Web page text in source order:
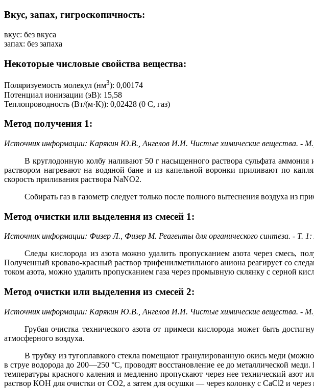
Вкус, запах, гигроскопичность:
вкус: без вкуса
запах: без запаха
Некоторые числовые свойства вещества:
Поляризуемость молекул (нм3): 0,00174
Потенциал ионизации (эВ): 15,58
Теплопроводность (Вт/(м·К)): 0,02428 (0 С, газ)
Метод получения 1:
Источник информации: Карякин Ю.В., Ангелов И.И. Чистые химические вещества. -
В круглодонную колбу наливают 50 г насыщенного раствора сульфата аммония
раствором нагревают на водяной бане и из капельной воронки приливают по
скорость приливания раствора NaNO2.
Собирать газ в газометр следует только после полного вытеснения воздуха из
Метод очистки или выделения из смесей 1:
Источник информации: Физер Л., Физер М. Реагенты для органического синтеза. - Т.
Следы кислорода из азота можно удалить пропусканием азота через смесь,
Полученный кроваво-красный раствор трифенилметильного аниона реагирует со
током азота, можно удалить пропусканием газа через промывную склянку с серной
Метод очистки или выделения из смесей 2:
Источник информации: Карякин Ю.В., Ангелов И.И. Чистые химические вещества. -
Грубая очистка технического азота от примеси кислорода может быть
атмосферного воздуха.
В трубку из тугоплавкого стекла помещают гранулированную окись меди
в струе водорода до 200—250 °С, проводят восстановление ее до металлической
температуры красного каления и медленно пропускают через нее технический
раствор КОН для очистки от СО2, а затем для осушки — через колонку с СаСl2 и